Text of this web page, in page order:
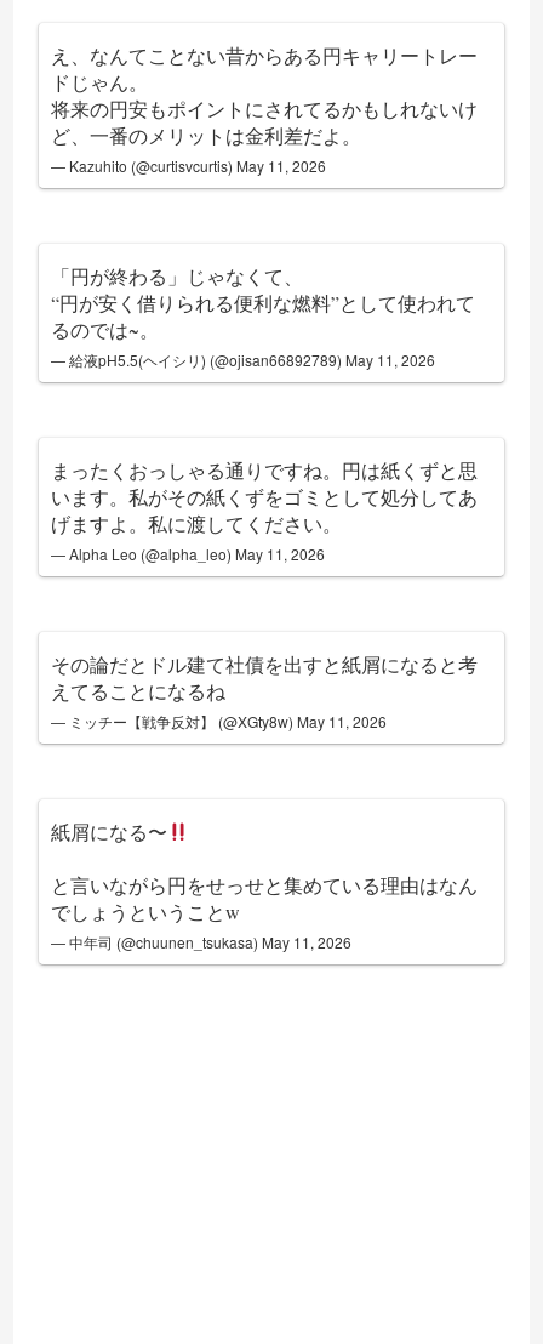
え、なんてことない昔からある円キャリートレー
ドじゃん。
将来の円安もポイントにされてるかもしれないけ
ど、一番のメリットは金利差だよ。
— Kazuhito (@curtisvcurtis) May 11, 2026
「円が終わる」じゃなくて、
“円が安く借りられる便利な燃料”として使われて
るのでは~。
— 給液pH5.5(ヘイシリ) (@ojisan66892789) May 11, 2026
まったくおっしゃる通りですね。円は紙くずと思
います。私がその紙くずをゴミとして処分してあ
げますよ。私に渡してください。
— Alpha Leo (@alpha_leo) May 11, 2026
その論だとドル建て社債を出すと紙屑になると考
えてることになるね
— ミッチー【戦争反対】 (@XGty8w) May 11, 2026
紙屑になる〜
と言いながら円をせっせと集めている理由はなん
でしょうということw
— 中年司 (@chuunen_tsukasa) May 11, 2026